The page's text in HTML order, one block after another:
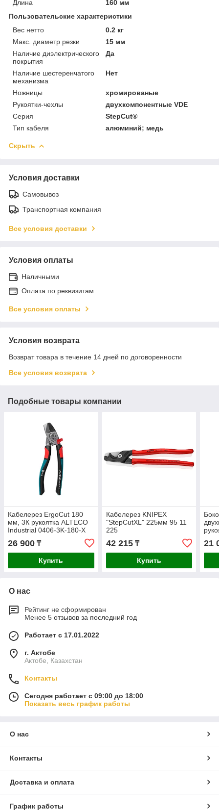
Длина
160 мм
Пользовательские характеристики
Вес нетто
0.2 кг
Макс. диаметр резки
15 мм
Наличие диэлектрического
покрытия
Да
Наличие шестеренчатого
механизма
Нет
Ножницы
хромированые
Рукоятки-чехлы
двухкомпонентные VDE
Серия
StepCut®
Тип кабеля
алюминий; медь
Скрыть
Условия доставки
Самовывоз
Транспортная компания
Все условия доставки
Условия оплаты
Наличными
Оплата по реквизитам
Все условия оплаты
Условия возврата
Возврат товара в течение 14 дней по договоренности
Все условия возврата
Подобные товары компании
Кабелерез ErgoCut 180
мм, 3К рукоятка ALTECO
Industrial 0406-3K-180-X
26 900 ₸
Купить
Кабелерез KNIPEX
"StepCutXL" 225мм 95 11
225
42 215₸
Купить
21
О нас
Рейтинг не сформирован
Менее 5 отзывов за последний год
Работает с 17.01.2022
г. Актобе
Актобе, Казахстан
Контакты
Сегодня работает с 09:00 до 18:00
Показать весь график работы
О нас
Контакты
Доставка и оплата
График работы